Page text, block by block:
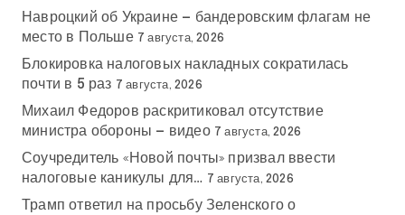
Навроцкий об Украине — бандеровским флагам не
место в Польше 7 августа, 2026
Блокировка налоговых накладных сократилась
почти в 5 раз 7 августа, 2026
Михаил Федоров раскритиковал отсутствие
министра обороны — видео 7 августа, 2026
Соучредитель «Новой почты» призвал ввести
налоговые каникулы для… 7 августа, 2026
Трамп ответил на просьбу Зеленского о